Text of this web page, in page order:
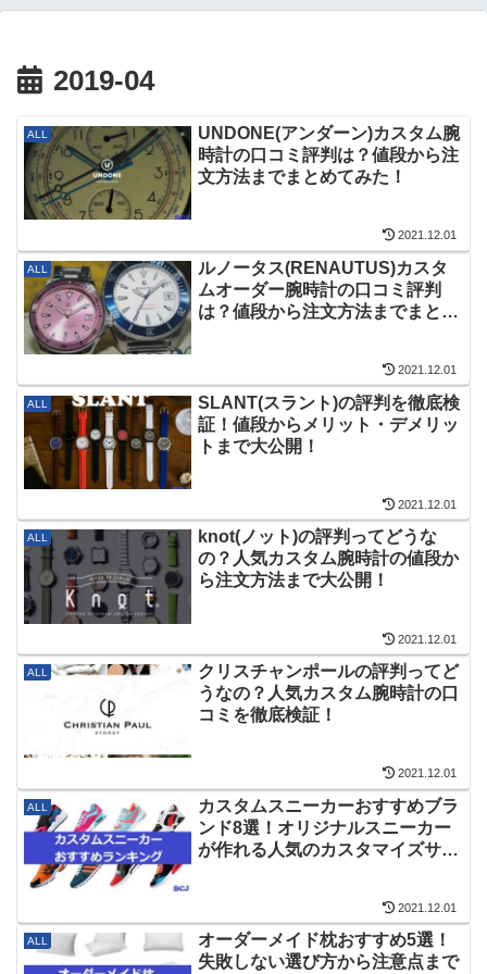
2019-04
ALL
UNDONE(アンダーン)カスタム腕
時計の口コミ評判は？値段から注
文方法までまとめてみた！
2021.12.01
ALL
ルノータス(RENAUTUS)カスタ
ムオーダー腕時計の口コミ評判
は？値段から注文方法までまとめ
2021.12.01
ALL
SLANT(スラント)の評判を徹底検
証！値段からメリット・デメリッ
トまで大公開！
2021.12.01
ALL
knot(ノット)の評判ってどうな
の？人気カスタム腕時計の値段か
ら注文方法まで大公開！
2021.12.01
ALL
クリスチャンポールの評判ってど
うなの？人気カスタム腕時計の口
コミを徹底検証！
2021.12.01
ALL
カスタムスニーカーおすすめブラ
ンド8選！オリジナルスニーカー
が作れる人気のカスタマイズサー
2021.12.01
ALL
オーダーメイド枕おすすめ5選！
失敗しない選び方から注意点まで